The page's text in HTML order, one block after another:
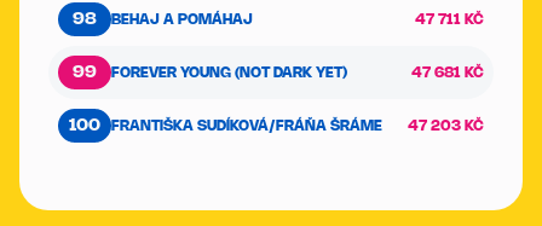
98 BEHAJ A POMÁHAJ 47 711 KČ
99 FOREVER YOUNG (NOT DARK YET) 47 681 KČ
100 FRANTIŠKA SUDÍKOVÁ/FRÁŇA ŠRÁME 47 203 KČ